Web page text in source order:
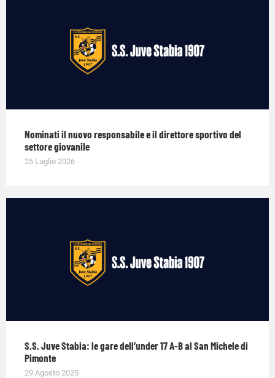
Nominati il nuovo responsabile e il direttore sportivo del
settore giovanile
25 Luglio 2026
S.S. Juve Stabia: le gare dell’under 17 A-B al San Michele di
Pimonte
29 Agosto 2025